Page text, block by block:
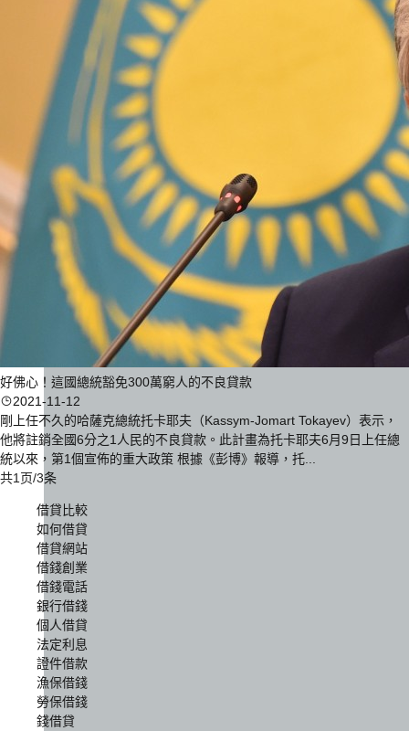
好佛心！這國總統豁免300萬窮人的不良貸款
2021-11-12
剛上任不久的哈薩克總統托卡耶夫（Kassym-Jomart Tokayev）表示，
他將註銷全國6分之1人民的不良貸款。此計畫為托卡耶夫6月9日上任總
統以來，第1個宣佈的重大政策 根據《彭博》報導，托...
共1页/3条
借貸比較
如何借貸
借貸網站
借錢創業
借錢電話
銀行借錢
個人借貸
法定利息
證件借款
漁保借錢
勞保借錢
錢借貸